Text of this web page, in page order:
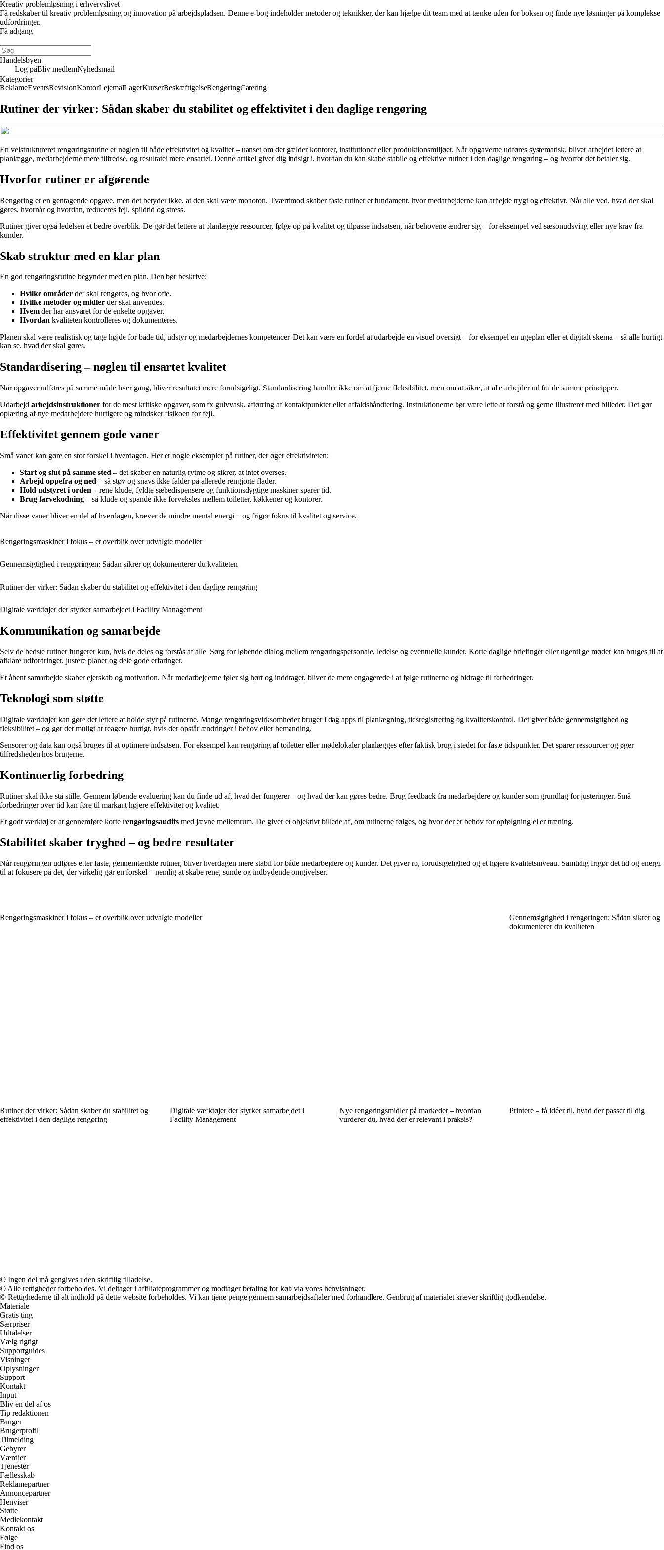
Kreativ problemløsning i erhvervslivet
Få redskaber til kreativ problemløsning og innovation på arbejdspladsen. Denne e-bog indeholder metoder og teknikker, der kan hjælpe dit team med at tænke uden for boksen og finde nye løsninger på komplekse
udfordringer.
Få adgang
Handelsbyen
Log påBliv medlemNyhedsmail
Kategorier
ReklameEventsRevisionKontorLejemålLagerKurserBeskæftigelseRengøringCatering
Rutiner der virker: Sådan skaber du stabilitet og effektivitet i den daglige rengøring
En velstruktureret rengøringsrutine er nøglen til både effektivitet og kvalitet – uanset om det gælder kontorer, institutioner eller produktionsmiljøer. Når opgaverne udføres systematisk, bliver arbejdet lettere at
planlægge, medarbejderne mere tilfredse, og resultatet mere ensartet. Denne artikel giver dig indsigt i, hvordan du kan skabe stabile og effektive rutiner i den daglige rengøring – og hvorfor det betaler sig.
Hvorfor rutiner er afgørende
Rengøring er en gentagende opgave, men det betyder ikke, at den skal være monoton. Tværtimod skaber faste rutiner et fundament, hvor medarbejderne kan arbejde trygt og effektivt. Når alle ved, hvad der skal
gøres, hvornår og hvordan, reduceres fejl, spildtid og stress.
Rutiner giver også ledelsen et bedre overblik. De gør det lettere at planlægge ressourcer, følge op på kvalitet og tilpasse indsatsen, når behovene ændrer sig – for eksempel ved sæsonudsving eller nye krav fra
kunder.
Skab struktur med en klar plan
En god rengøringsrutine begynder med en plan. Den bør beskrive:
Hvilke områder der skal rengøres, og hvor ofte.
Hvilke metoder og midler der skal anvendes.
Hvem der har ansvaret for de enkelte opgaver.
Hvordan kvaliteten kontrolleres og dokumenteres.
Planen skal være realistisk og tage højde for både tid, udstyr og medarbejdernes kompetencer. Det kan være en fordel at udarbejde en visuel oversigt – for eksempel en ugeplan eller et digitalt skema – så alle hurtigt
kan se, hvad der skal gøres.
Standardisering – nøglen til ensartet kvalitet
Når opgaver udføres på samme måde hver gang, bliver resultatet mere forudsigeligt. Standardisering handler ikke om at fjerne fleksibilitet, men om at sikre, at alle arbejder ud fra de samme principper.
Udarbejd arbejdsinstruktioner for de mest kritiske opgaver, som fx gulvvask, aftørring af kontaktpunkter eller affaldshåndtering. Instruktionerne bør være lette at forstå og gerne illustreret med billeder. Det gør
oplæring af nye medarbejdere hurtigere og mindsker risikoen for fejl.
Effektivitet gennem gode vaner
Små vaner kan gøre en stor forskel i hverdagen. Her er nogle eksempler på rutiner, der øger effektiviteten:
Start og slut på samme sted – det skaber en naturlig rytme og sikrer, at intet overses.
Arbejd oppefra og ned – så støv og snavs ikke falder på allerede rengjorte flader.
Hold udstyret i orden – rene klude, fyldte sæbedispensere og funktionsdygtige maskiner sparer tid.
Brug farvekodning – så klude og spande ikke forveksles mellem toiletter, køkkener og kontorer.
Når disse vaner bliver en del af hverdagen, kræver de mindre mental energi – og frigør fokus til kvalitet og service.
Rengøringsmaskiner i fokus – et overblik over udvalgte modeller
Gennemsigtighed i rengøringen: Sådan sikrer og dokumenterer du kvaliteten
Rutiner der virker: Sådan skaber du stabilitet og effektivitet i den daglige rengøring
Digitale værktøjer der styrker samarbejdet i Facility Management
Kommunikation og samarbejde
Selv de bedste rutiner fungerer kun, hvis de deles og forstås af alle. Sørg for løbende dialog mellem rengøringspersonale, ledelse og eventuelle kunder. Korte daglige briefinger eller ugentlige møder kan bruges til at
afklare udfordringer, justere planer og dele gode erfaringer.
Et åbent samarbejde skaber ejerskab og motivation. Når medarbejderne føler sig hørt og inddraget, bliver de mere engagerede i at følge rutinerne og bidrage til forbedringer.
Teknologi som støtte
Digitale værktøjer kan gøre det lettere at holde styr på rutinerne. Mange rengøringsvirksomheder bruger i dag apps til planlægning, tidsregistrering og kvalitetskontrol. Det giver både gennemsigtighed og
fleksibilitet – og gør det muligt at reagere hurtigt, hvis der opstår ændringer i behov eller bemanding.
Sensorer og data kan også bruges til at optimere indsatsen. For eksempel kan rengøring af toiletter eller mødelokaler planlægges efter faktisk brug i stedet for faste tidspunkter. Det sparer ressourcer og øger
tilfredsheden hos brugerne.
Kontinuerlig forbedring
Rutiner skal ikke stå stille. Gennem løbende evaluering kan du finde ud af, hvad der fungerer – og hvad der kan gøres bedre. Brug feedback fra medarbejdere og kunder som grundlag for justeringer. Små
forbedringer over tid kan føre til markant højere effektivitet og kvalitet.
Et godt værktøj er at gennemføre korte rengøringsaudits med jævne mellemrum. De giver et objektivt billede af, om rutinerne følges, og hvor der er behov for opfølgning eller træning.
Stabilitet skaber tryghed – og bedre resultater
Når rengøringen udføres efter faste, gennemtænkte rutiner, bliver hverdagen mere stabil for både medarbejdere og kunder. Det giver ro, forudsigelighed og et højere kvalitetsniveau. Samtidig frigør det tid og energi
til at fokusere på det, der virkelig gør en forskel – nemlig at skabe rene, sunde og indbydende omgivelser.
Rengøringsmaskiner i fokus – et overblik over udvalgte modeller
Gennemsigtighed i rengøringen: Sådan sikrer og
dokumenterer du kvaliteten
Rutiner der virker: Sådan skaber du stabilitet og
effektivitet i den daglige rengøring
Digitale værktøjer der styrker samarbejdet i
Facility Management
Nye rengøringsmidler på markedet – hvordan
vurderer du, hvad der er relevant i praksis?
Printere – få idéer til, hvad der passer til dig
© Ingen del må gengives uden skriftlig tilladelse.
© Alle rettigheder forbeholdes. Vi deltager i affiliateprogrammer og modtager betaling for køb via vores henvisninger.
© Rettighederne til alt indhold på dette website forbeholdes. Vi kan tjene penge gennem samarbejdsaftaler med forhandlere. Genbrug af materialet kræver skriftlig godkendelse.
Materiale
Gratis ting
Særpriser
Udtalelser
Vælg rigtigt
Supportguides
Visninger
Oplysninger
Support
Kontakt
Input
Bliv en del af os
Tip redaktionen
Bruger
Brugerprofil
Tilmelding
Gebyrer
Værdier
Tjenester
Fællesskab
Reklamepartner
Annoncepartner
Henviser
Støtte
Mediekontakt
Kontakt os
Følge
Find os